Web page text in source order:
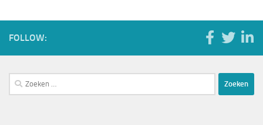
FOLLOW:
Zoeken
naar: